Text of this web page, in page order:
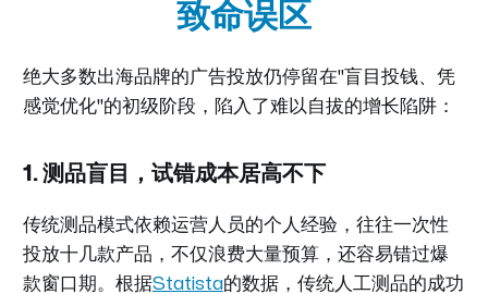
致命误区
绝大多数出海品牌的广告投放仍停留在"盲目投钱、凭
感觉优化"的初级阶段，陷入了难以自拔的增长陷阱：
1. 测品盲目，试错成本居高不下
传统测品模式依赖运营人员的个人经验，往往一次性
投放十几款产品，不仅浪费大量预算，还容易错过爆
款窗口期。根据Statista的数据，传统人工测品的成功